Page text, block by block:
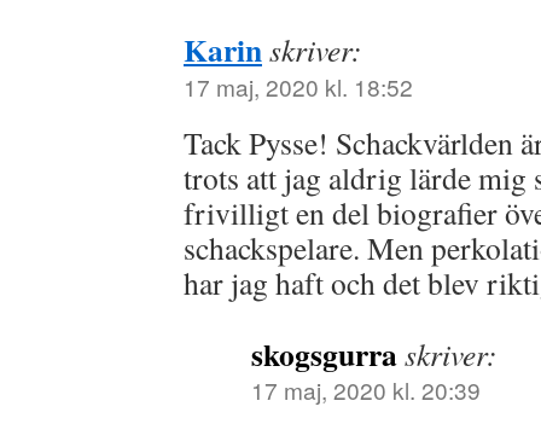
Karinskriver:
17 maj, 2020 kl. 18:52
Tack Pysse! Schackvärlden
trots att jag aldrig lärde mig
frivilligt en del biografier
schackspelare. Men
har jag haft och det blev
skogsgurraskriver:
17 maj, 2020 kl. 20:39